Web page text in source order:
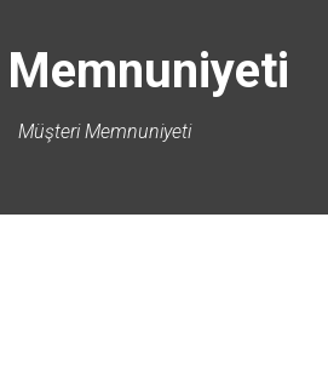
Müşteri Memnuniyeti